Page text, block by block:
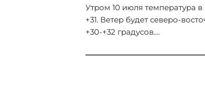
Утром 10 июля температура
+31. Ветер будет северо-
+30-+32 градусов....